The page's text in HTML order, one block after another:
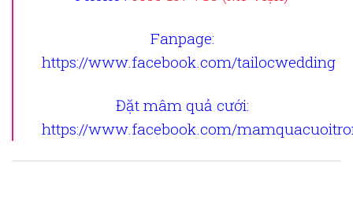
Fanpage:
https://www.facebook.com/tailocwedding
Đặt mâm quả cưới:
https://www.facebook.com/